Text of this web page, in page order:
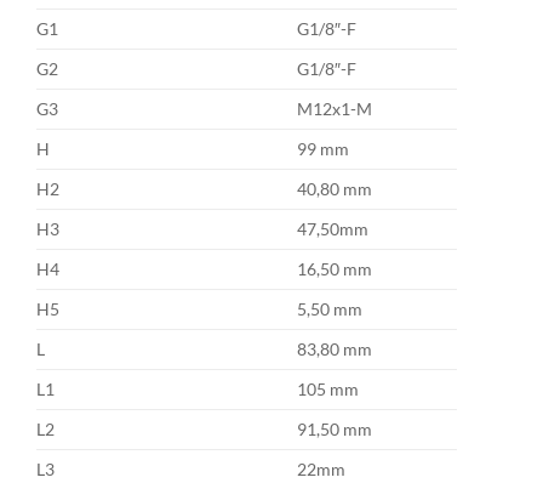
G1
G1/8″-F
G2
G1/8″-F
G3
M12x1-M
H
99 mm
H2
40,80 mm
H3
47,50mm
H4
16,50 mm
H5
5,50 mm
L
83,80 mm
L1
105 mm
L2
91,50 mm
L3
22mm